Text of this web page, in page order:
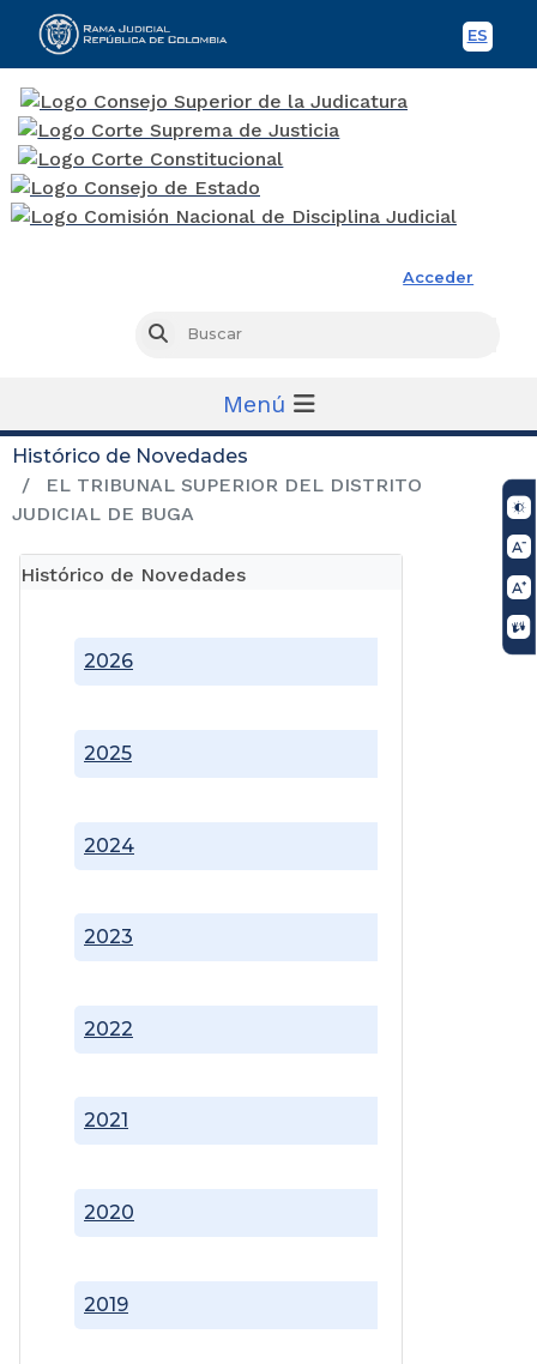
ES
Acceder
Buscar
Menú
Histórico de Novedades
EL TRIBUNAL SUPERIOR DEL DISTRITO
JUDICIAL DE BUGA
Histórico de Novedades
2019
2020
2021
2022
2023
2024
2025
2026